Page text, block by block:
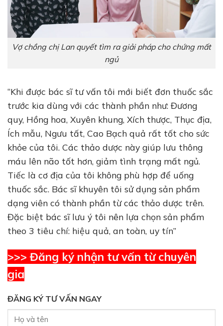
Vợ chồng chị Lan quyết tìm ra giải pháp cho chứng mất
ngủ
“Khi được bác sĩ tư vấn tôi mới biết đơn thuốc sắc
trước kia dùng với các thành phần như: Đương
quy, Hồng hoa, Xuyên khung, Xích thược, Thục địa,
Ích mẫu, Ngưu tất, Cao Bạch quả rất tốt cho sức
khỏe của tôi. Các thảo dược này giúp lưu thông
máu lên não tốt hơn, giảm tình trạng mất ngủ.
Tiếc là cơ địa của tôi không phù hợp để uống
thuốc sắc. Bác sĩ khuyên tôi sử dụng sản phẩm
dạng viên có thành phần từ các thảo dược trên.
Đặc biệt bác sĩ lưu ý tôi nên lựa chọn sản phẩm
theo 3 tiêu chí: hiệu quả, an toàn, uy tín”
>>> Đăng ký nhận tư vấn từ chuyên
gia
ĐĂNG KÝ TƯ VẤN NGAY